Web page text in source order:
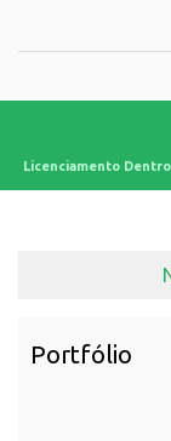
Licenciamento
Portfólio